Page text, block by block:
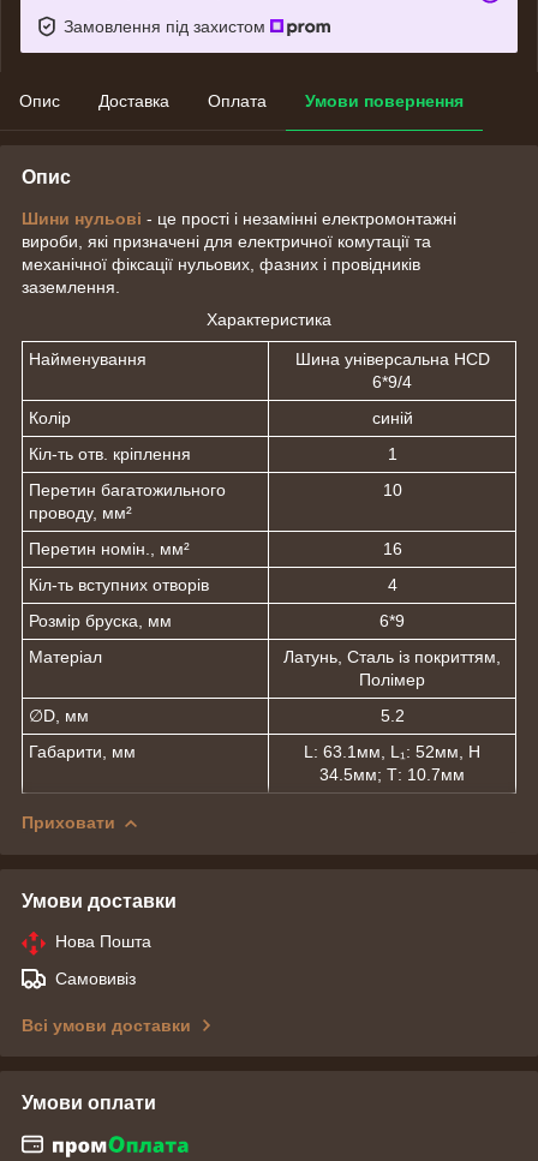
Замовлення під захистом
Опис Доставка Оплата Умови повернення
Опис
Шини нульові - це прості і незамінні електромонтажні
вироби, які призначені для електричної комутації та
механічної фіксації нульових, фазних і провідників
заземлення.
Характеристика
Найменування
Шина універсальна HCD
6*9/4
Колір
синій
Кіл-ть отв. кріплення
1
Перетин багатожильного
проводу, мм²
10
Перетин номін., мм²
16
Кіл-ть вступних отворів
4
Розмір бруска, мм
6*9
Матеріал
Латунь, Сталь із покриттям,
Полімер
∅D, мм
5.2
Габарити, мм
L: 63.1мм, L₁: 52мм, Н
34.5мм; Т: 10.7мм
Приховати
Умови доставки
Нова Пошта
Самовивіз
Всі умови доставки
Умови оплати